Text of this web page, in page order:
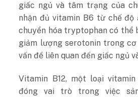
giấc ngủ và tâm trạng của
nhận đủ vitamin B6 từ chế độ
chuyển hóa tryptophan có thể
giảm lượng serotonin trong
vấn đề liên quan đến giấc ngủ
Vitamin B12, một loại
đóng vai trò trong việc